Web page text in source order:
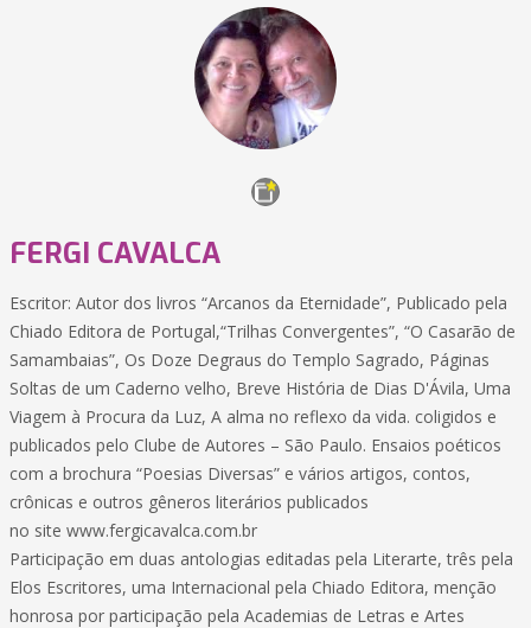
FERGI CAVALCA
Escritor: Autor dos livros “Arcanos da Eternidade”, Publicado pela
Chiado Editora de Portugal,“Trilhas Convergentes”, “O Casarão de
Samambaias”, Os Doze Degraus do Templo Sagrado, Páginas
Soltas de um Caderno velho, Breve História de Dias D'Ávila, Uma
Viagem à Procura da Luz, A alma no reflexo da vida. coligidos e
publicados pelo Clube de Autores – São Paulo. Ensaios poéticos
com a brochura “Poesias Diversas” e vários artigos, contos,
crônicas e outros gêneros literários publicados
no site www.fergicavalca.com.br
Participação em duas antologias editadas pela Literarte, três pela
Elos Escritores, uma Internacional pela Chiado Editora, menção
honrosa por participação pela Academias de Letras e Artes